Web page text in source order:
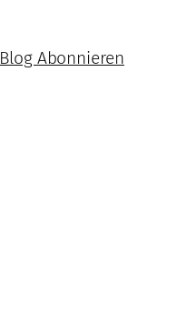
Blog Abonnieren